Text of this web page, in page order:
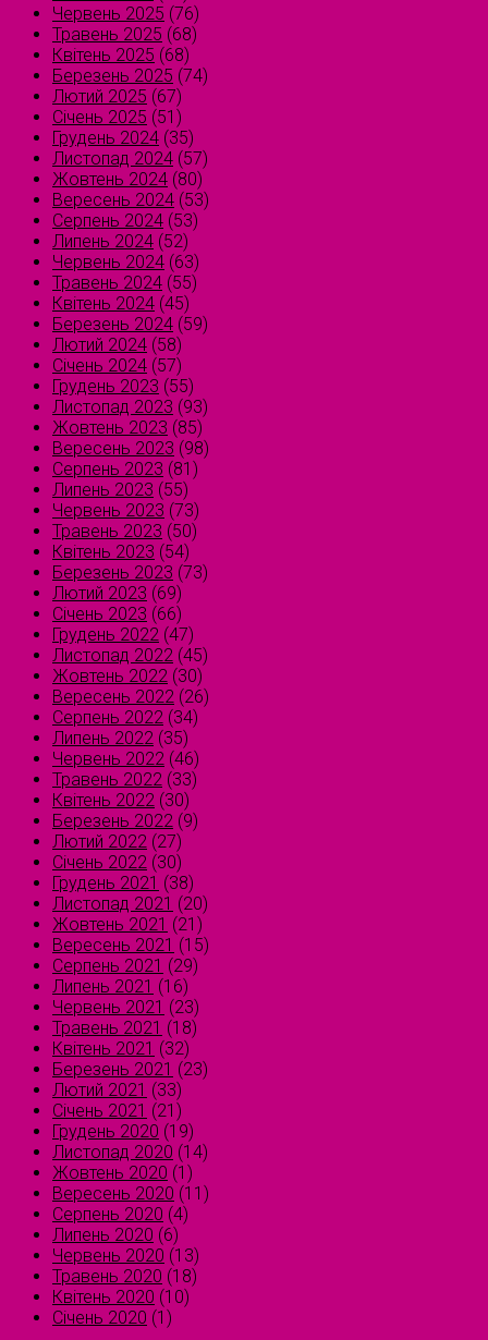
Червень 2025 (76)
Травень 2025 (68)
Квітень 2025 (68)
Березень 2025 (74)
Лютий 2025 (67)
Січень 2025 (51)
Грудень 2024 (35)
Листопад 2024 (57)
Жовтень 2024 (80)
Вересень 2024 (53)
Серпень 2024 (53)
Липень 2024 (52)
Червень 2024 (63)
Травень 2024 (55)
Квітень 2024 (45)
Березень 2024 (59)
Лютий 2024 (58)
Січень 2024 (57)
Грудень 2023 (55)
Листопад 2023 (93)
Жовтень 2023 (85)
Вересень 2023 (98)
Серпень 2023 (81)
Липень 2023 (55)
Червень 2023 (73)
Травень 2023 (50)
Квітень 2023 (54)
Березень 2023 (73)
Лютий 2023 (69)
Січень 2023 (66)
Грудень 2022 (47)
Листопад 2022 (45)
Жовтень 2022 (30)
Вересень 2022 (26)
Серпень 2022 (34)
Липень 2022 (35)
Червень 2022 (46)
Травень 2022 (33)
Квітень 2022 (30)
Березень 2022 (9)
Лютий 2022 (27)
Січень 2022 (30)
Грудень 2021 (38)
Листопад 2021 (20)
Жовтень 2021 (21)
Вересень 2021 (15)
Серпень 2021 (29)
Липень 2021 (16)
Червень 2021 (23)
Травень 2021 (18)
Квітень 2021 (32)
Березень 2021 (23)
Лютий 2021 (33)
Січень 2021 (21)
Грудень 2020 (19)
Листопад 2020 (14)
Жовтень 2020 (1)
Вересень 2020 (11)
Серпень 2020 (4)
Липень 2020 (6)
Червень 2020 (13)
Травень 2020 (18)
Квітень 2020 (10)
Січень 2020 (1)